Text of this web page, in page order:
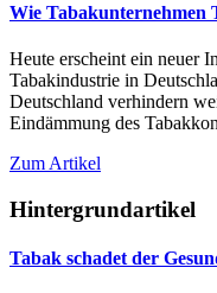
Wie Tabakunternehmen
Heute erscheint ein neuer
Tabakindustrie in
Deutschland verhindern
Eindämmung des
Zum Artikel
Hintergrundartikel
Tabak schadet der